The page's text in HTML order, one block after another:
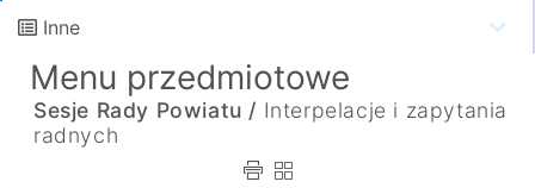
Inne
Menu przedmiotowe
Sesje Rady Powiatu / Interpelacje i zapytania
radnych